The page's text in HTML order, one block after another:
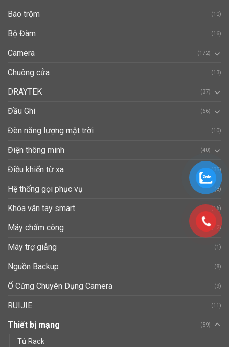
Báo trộm (10)
Bộ Đàm (16)
Camera (172)
Chuông cửa (13)
DRAYTEK (37)
Đầu Ghi (66)
Đèn năng lượng mặt trời (10)
Điện thông minh (40)
Điều khiển từ xa (35)
Hệ thống gọi phục vụ (8)
Khóa vân tay smart (16)
Máy chấm công (12)
Máy trợ giảng (1)
Nguồn Backup (8)
Ổ Cứng Chuyên Dụng Camera (9)
RUIJIE (11)
Thiết bị mạng (59)
Tủ Rack